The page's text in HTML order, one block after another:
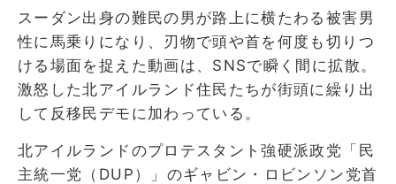
スーダン出身の難民の男が路上に横たわる被害男
性に馬乗りになり、刃物で頭や首を何度も切りつ
ける場面を捉えた動画は、SNSで瞬く間に拡散。
激怒した北アイルランド住民たちが街頭に繰り出
して反移民デモに加わっている。
北アイルランドのプロテスタント強硬派政党「民
主統一党（DUP）」のギャビン・ロビンソン党首